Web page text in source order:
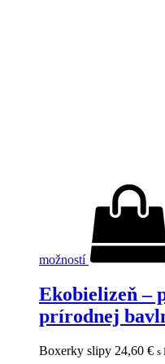
možností
Ekobielizeň –
prírodnej
Boxerky slipy 24,60 € s